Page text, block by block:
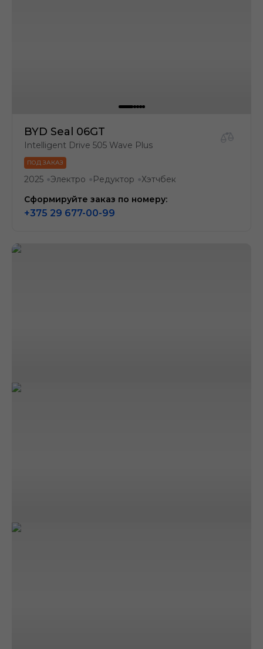
BYD Seal 06GT
Intelligent Drive 505 Wave Plus
ПОД ЗАКАЗ
2025 ●Электро ● Редуктор ●Хэтчбек
Сформируйте заказ по номеру:
+375 29 677-00-99